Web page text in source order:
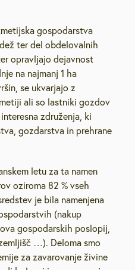
gospodarstva
ter del obdelovalnih
opravljajo dejavnost
na najmanj 1 ha
se ukvarjajo z
ali so lastniki gozdov
združenja, ki
gozdarstva in prehrane
letu za ta namen
oziroma 82 % vseh
je bila namenjena
(nakup
gospodarskih poslopij,
…). Deloma smo
za zavarovanje živine